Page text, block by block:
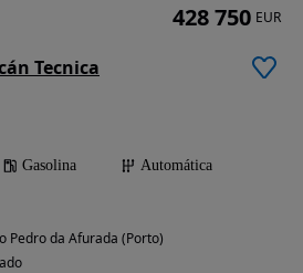
Tecnica
Gasolina
Automática
Pedro da Afurada (Porto)
428 750 EUR